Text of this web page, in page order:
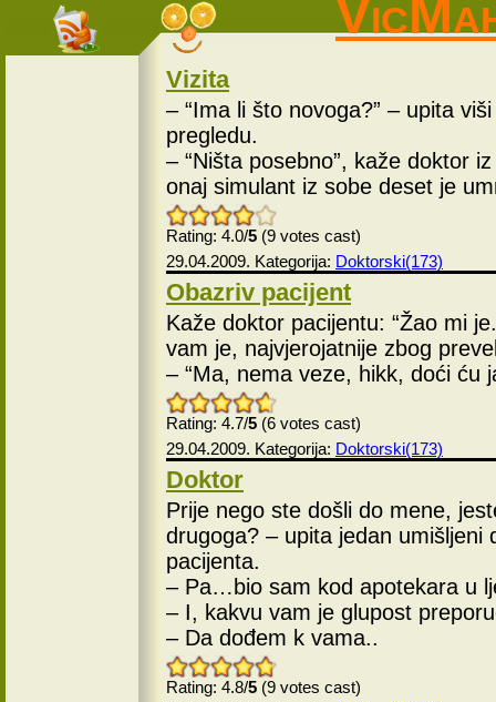
Vizita
– “Ima li što novoga?” – upita
pregledu.
– “Ništa posebno”, kaže doktor
onaj simulant iz sobe deset je
Rating: 4.0/5 (9 votes cast)
29.04.2009. Kategorija: Doktorski(173)
Obazriv pacijent
Kaže doktor pacijentu: “Žao mi
vam je, najvjerojatnije zbog
– “Ma, nema veze, hikk, doći ću
Rating: 4.7/5 (6 votes cast)
29.04.2009. Kategorija: Doktorski(173)
Doktor
Prije nego ste došli do mene,
drugoga? – upita jedan umišljeni
pacijenta.
– Pa…bio sam kod apotekara u
– I, kakvu vam je glupost
– Da dođem k vama..
Rating: 4.8/5 (9 votes cast)